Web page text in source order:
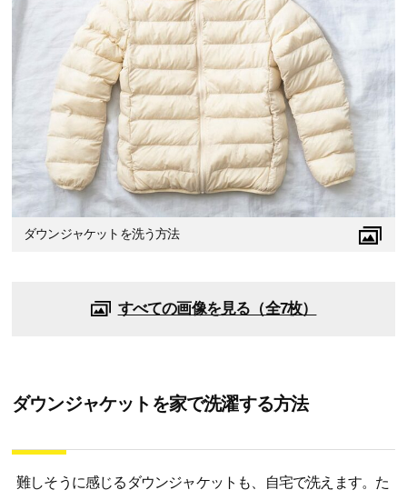
ダウンジャケットを洗う方法
すべての画像を見る（全7枚）
ダウンジャケットを家で洗濯する方法
難しそうに感じるダウンジャケットも、自宅で洗えます。た